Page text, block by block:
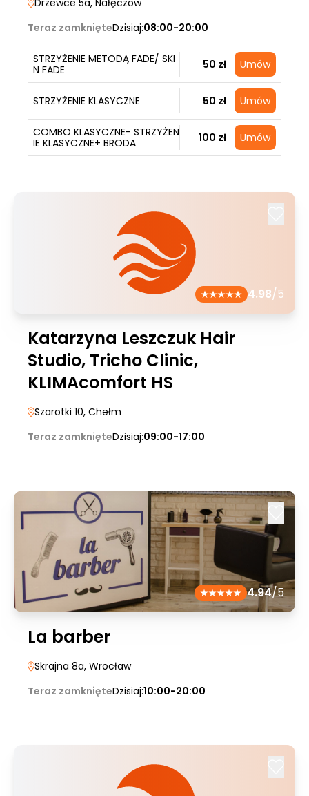
Drzewce 5a, Nałęczów
Teraz zamknięteDzisiaj:08:00-20:00
STRZYŻENIE METODĄ FADE/ SKI
N FADE
50 zł Umów
STRZYŻENIE KLASYCZNE 50 zł Umów
COMBO KLASYCZNE- STRZYŻEN
IE KLASYCZNE+ BRODA
100 zł Umów
4.98/5
Katarzyna Leszczuk Hair
Studio, Tricho Clinic,
KLIMAcomfort HS
Szarotki 10, Chełm
Teraz zamknięteDzisiaj:09:00-17:00
4.94/5
La barber
Skrajna 8a, Wrocław
Teraz zamknięteDzisiaj:10:00-20:00